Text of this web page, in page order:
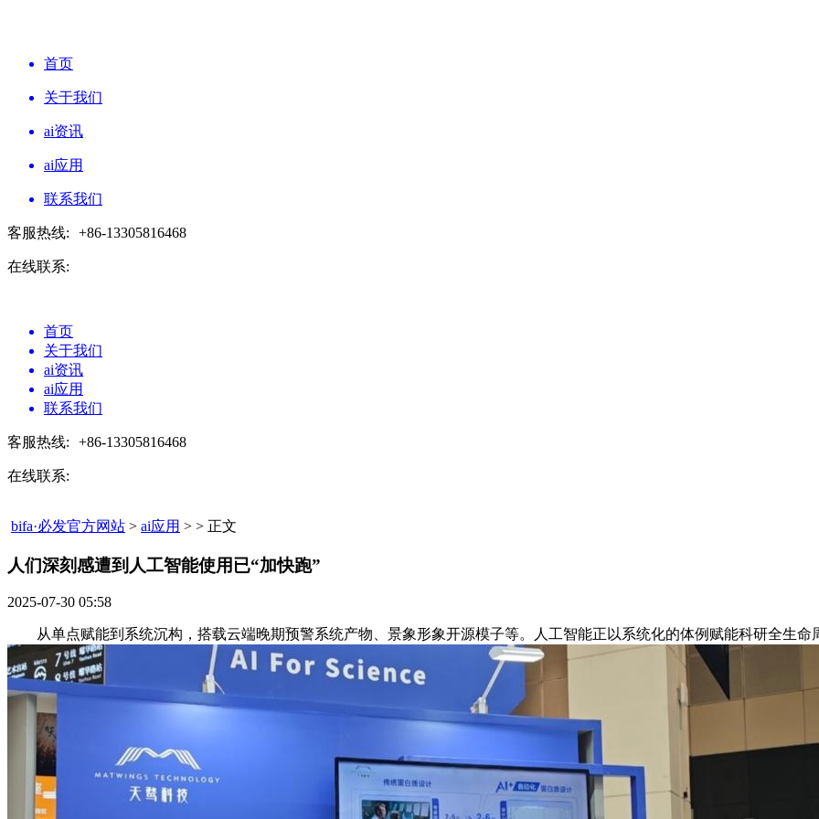
首页
关于我们
ai资讯
ai应用
联系我们
客服热线: +86-13305816468
在线联系:
首页
关于我们
ai资讯
ai应用
联系我们
客服热线: +86-13305816468
在线联系:
bifa·必发官方网站 > ai应用 > > 正文
人们深刻感遭到人工智能使用已“加快跑”​
2025-07-30 05:58
从单点赋能到系统沉构，搭载云端晚期预警系统产物、景象形象开源模子等。人工智能正以系统化的体例赋能科研全生命